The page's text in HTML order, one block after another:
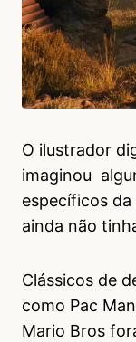
O ilustrador
imaginou
específicos
ainda não
Clássicos de
como Pac
Mario Bros